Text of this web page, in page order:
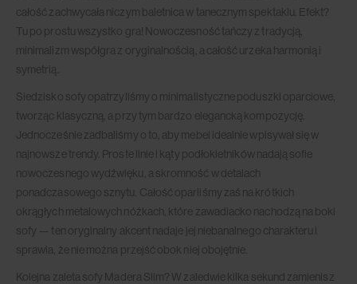
całość zachwycała niczym baletnica w tanecznym spektaklu. Efekt?
Tu po prostu wszystko gra! Nowoczesność tańczy z tradycją,
minimalizm współgra z oryginalnością, a całość urzeka harmonią i
symetrią.
Siedzisko sofy opatrzyliśmy o minimalistyczne poduszki oparciowe,
tworząc klasyczną, a przy tym bardzo elegancką kompozycję.
Jednocześnie zadbaliśmy o to, aby mebel idealnie wpisywał się w
najnowsze trendy. Proste linie i kąty podłokietników nadają sofie
nowoczesnego wydźwięku, a skromność w detalach
ponadczasowego sznytu. Całość oparliśmy zaś na krótkich
okrągłych metalowych nóżkach, które zawadiacko nachodzą na boki
sofy — ten oryginalny akcent nadaje jej niebanalnego charakteru i
sprawia, że nie można przejść obok niej obojętnie.
Kolejna zaleta sofy Madera Slim? W zaledwie kilka sekund zamienisz